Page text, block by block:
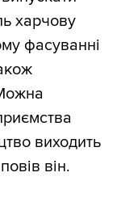
харчову
фасуванні
виходить
він.